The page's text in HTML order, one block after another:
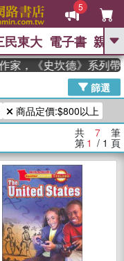
5
GO
高希均教授回憶錄
、 父親節 、 如果歷
、 暑期推薦 、 國際布克
、 方念華 、 台灣的李
數學女孩：黎曼猜想 、
經
民東大 電子書 親子
，《史坎德》系列帶
篩選
商品定價:$800以上
共 7 筆
第 1 / 1 頁